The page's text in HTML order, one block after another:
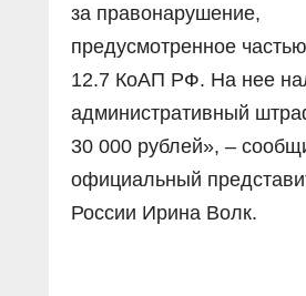
за правонарушение,
предусмотренное
12.7 КоАП РФ. На нее
административный
30 000 рублей», –
официальный
России Ирина Волк.